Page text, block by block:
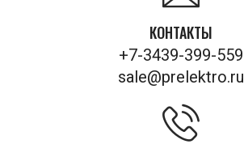
КОНТАКТЫ
+7-3439-399-559
sale@prelektro.ru